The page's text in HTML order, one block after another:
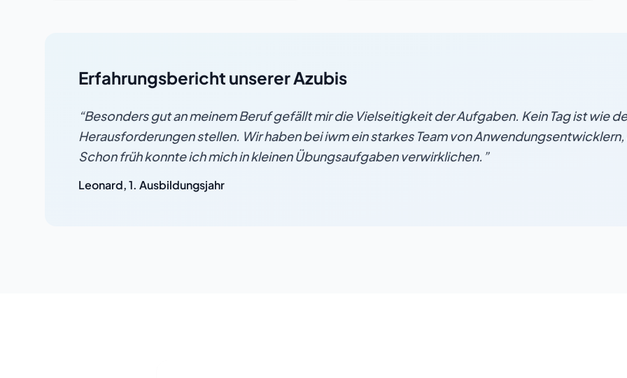
Erfahrungsbericht unserer Azubis
“Besonders gut an meinem Beruf gefällt mir die Vielseitigkeit der Aufgaben. Kein Tag ist wie
Herausforderungen stellen. Wir haben bei iwm ein starkes Team von
Schon früh konnte ich mich in kleinen Übungsaufgaben verwirklichen. ”
Leonard,1. Ausbildungsjahr